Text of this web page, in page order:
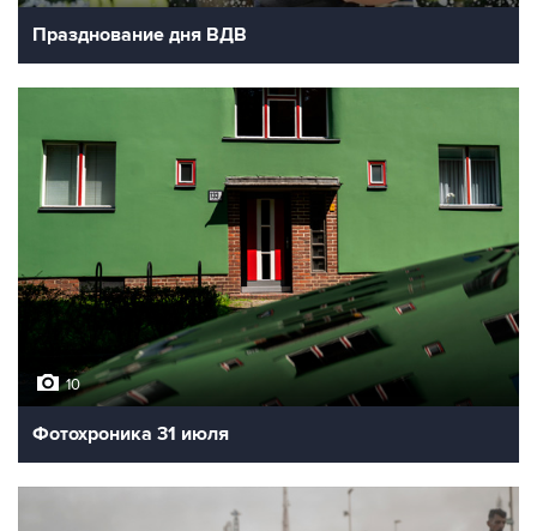
Празднование дня ВДВ
10
Фотохроника 31 июля